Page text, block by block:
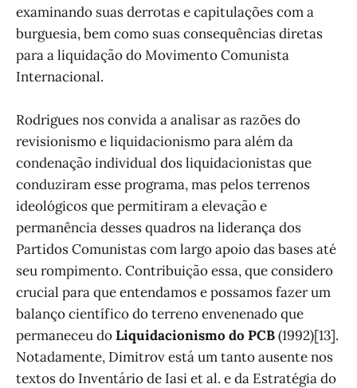
examinando suas derrotas e capitulações com a
burguesia, bem como suas consequências diretas
para a liquidação do Movimento Comunista
Internacional.
Rodrigues nos convida a analisar as razões do
revisionismo e liquidacionismo para além da
condenação individual dos liquidacionistas que
conduziram esse programa, mas pelos terrenos
ideológicos que permitiram a elevação e
permanência desses quadros na liderança dos
Partidos Comunistas com largo apoio das bases até
seu rompimento. Contribuição essa, que considero
crucial para que entendamos e possamos fazer um
balanço científico do terreno envenenado que
permaneceu doLiquidacionismo do PCB(1992)[13].
Notadamente, Dimitrov está um tanto ausente nos
textos do Inventário de Iasi et al. e da Estratégia do